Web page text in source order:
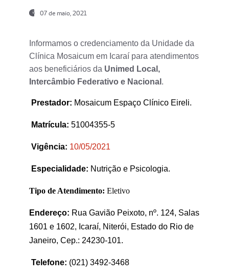
07 de maio, 2021
Informamos o credenciamento da Unidade da
Clínica Mosaicum em Icaraí para atendimentos
aos beneficiários da Unimed Local,
Intercâmbio Federativo e Nacional .
Prestador: Mosaicum Espaço Clínico Eireli.
Matrícula: 51004355-5
Vigência: 10/05/2021
Especialidade: Nutrição e Psicologia.
Tipo de Atendimento: Eletivo
Endereço: Rua Gavião Peixoto, nº. 124, Salas
1601 e 1602, Icaraí, Niterói, Estado do Rio de
Janeiro, Cep.: 24230-101.
Telefone: (021) 3492-3468